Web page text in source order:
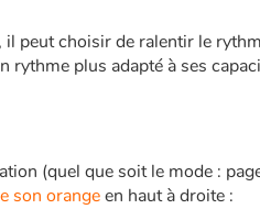
il peut choisir de ralentir le
rythme plus adapté à ses
(quel que soit le mode :
son orangeen haut à droite :